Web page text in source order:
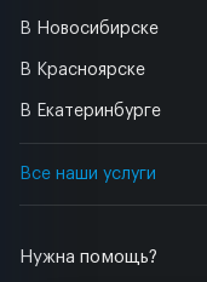
Нужна помощь?
В Новосибирске
В Красноярске
В Екатеринбурге
Все наши услуги